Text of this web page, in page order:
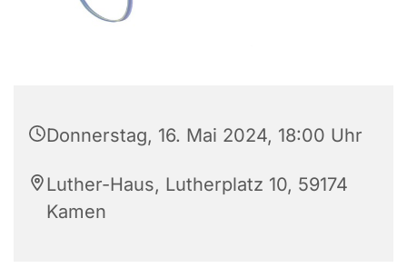
Donnerstag, 16. Mai 2024, 18:00 Uhr
Luther-Haus, Lutherplatz 10, 59174
Kamen